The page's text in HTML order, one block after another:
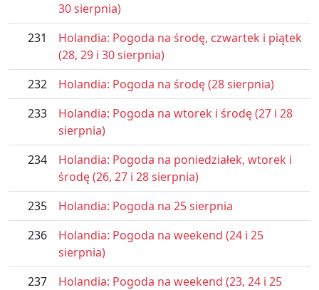
30 sierpnia)
231
Holandia: Pogoda na środę, czwartek i piątek
(28, 29 i 30 sierpnia)
232
Holandia: Pogoda na środę (28 sierpnia)
233
Holandia: Pogoda na wtorek i środę (27 i 28
sierpnia)
234
Holandia: Pogoda na poniedziałek, wtorek i
środę (26, 27 i 28 sierpnia)
235
Holandia: Pogoda na 25 sierpnia
236
Holandia: Pogoda na weekend (24 i 25
sierpnia)
237
Holandia: Pogoda na weekend (23, 24 i 25